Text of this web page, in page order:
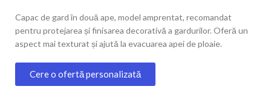
Capac de gard în două ape, model amprentat, recomandat
pentru protejarea și finisarea decorativă a gardurilor. Oferă un
aspect mai texturat și ajută la evacuarea apei de ploaie.
Cere o ofertă personalizată